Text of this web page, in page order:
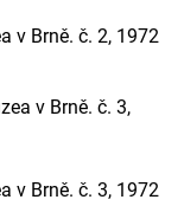
v Brně. č. 2, 1972
v Brně. č. 3, 1972